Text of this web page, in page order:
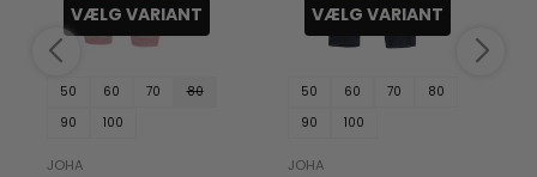
VÆLG VARIANT
50 60 70
80
90
100
JOHA
VÆLG VARIANT
50 60 70
80
90
100
JOHA